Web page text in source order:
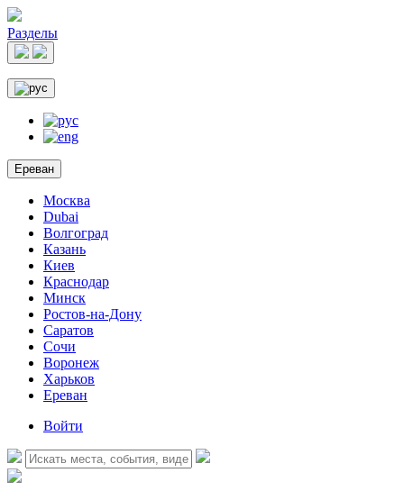
Разделы
Ереван
Москва
Dubai
Волгоград
Казань
Киев
Краснодар
Минск
Ростов-на-Дону
Саратов
Сочи
Воронеж
Харьков
Ереван
Войти